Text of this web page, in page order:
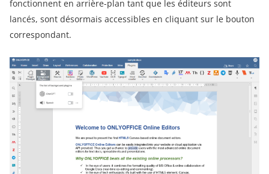
fonctionnent en arrière-plan tant que les éditeurs sont
lancés, sont désormais accessibles en cliquant sur le bouton
correspondant.